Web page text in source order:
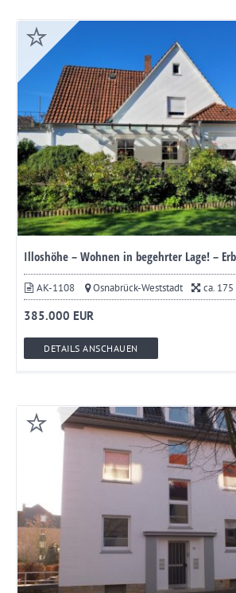
Illoshöhe – Wohnen in begehrter Lage! –
AK-1108 Osnabrück-Weststadt ca. 175
385.000 EUR
DETAILS ANSCHAUEN